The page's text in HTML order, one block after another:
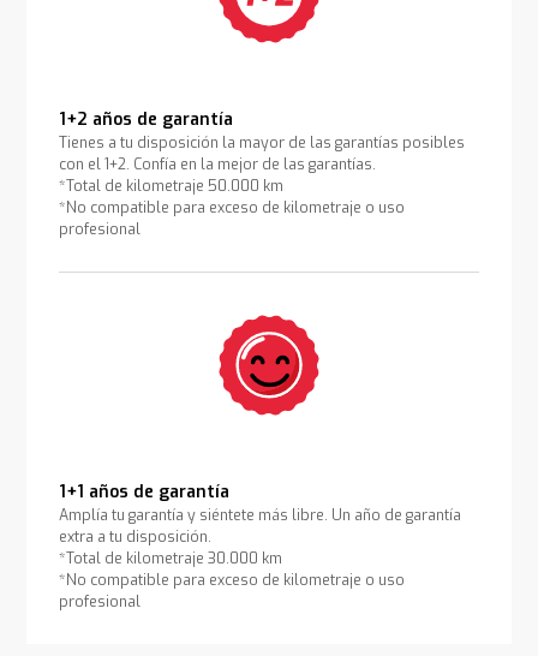
1+2 años de garantía
Tienes a tu disposición la mayor de las garantías posibles
con el 1+2. Confía en la mejor de las garantías.
*Total de kilometraje 50.000 km
*No compatible para exceso de kilometraje o uso
profesional
1+1 años de garantía
Amplía tu garantía y siéntete más libre. Un año de garantía
extra a tu disposición.
*Total de kilometraje 30.000 km
*No compatible para exceso de kilometraje o uso
profesional